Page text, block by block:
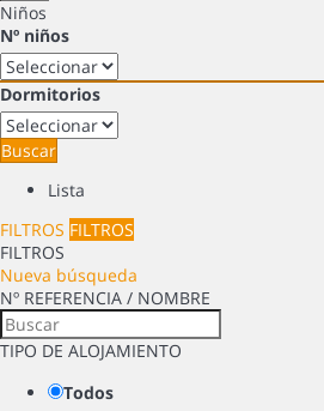
Niños
Nº niños
Dormitorios
Buscar
Lista
FILTROS FILTROS
FILTROS
Nueva búsqueda
Nº REFERENCIA / NOMBRE
TIPO DE ALOJAMIENTO
Todos